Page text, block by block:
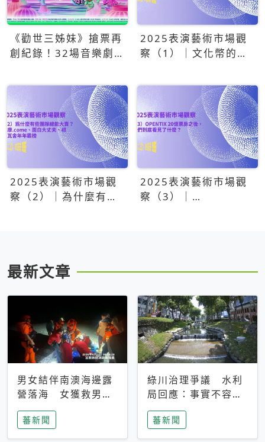
《勸世三姊妹》搶票再
創紀錄！32場音樂劇
2025表演藝術市場觀
察（1）｜文化幣的王
眾正在改變市場
2025表演藝術市場觀
察（2）｜為什麼有些
2025表演藝術市場觀
察（3）｜
最新文章
男女結伴南澳海邊露
營落海 女獲救男仍
搜救中
蕃新聞
綠川治理爭議 水利
局回應：事實不容被
選擇性解讀
蕃新聞